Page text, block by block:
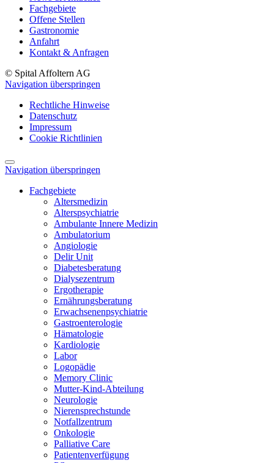
Fachgebiete
Offene Stellen
Gastronomie
Anfahrt
Kontakt & Anfragen
© Spital Affoltern AG
Navigation überspringen
Rechtliche Hinweise
Datenschutz
Impressum
Cookie Richtlinien
Navigation überspringen
Fachgebiete
Altersmedizin
Alterspsychiatrie
Ambulante Innere Medizin
Ambulatorium
Angiologie
Delir Unit
Diabetesberatung
Dialysezentrum
Ergotherapie
Ernährungsberatung
Erwachsenenpsychiatrie
Gastroenterologie
Hämatologie
Kardiologie
Labor
Logopädie
Memory Clinic
Mutter-Kind-Abteilung
Neurologie
Nierensprechstunde
Notfallzentrum
Onkologie
Palliative Care
Patientenverfügung